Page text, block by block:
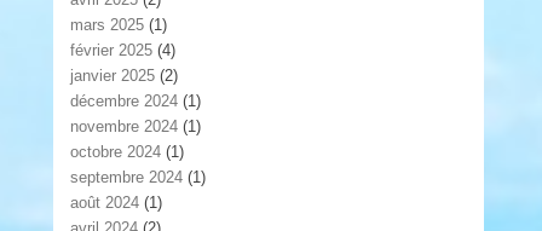
mars 2025 (1)
février 2025 (4)
janvier 2025 (2)
décembre 2024 (1)
novembre 2024 (1)
octobre 2024 (1)
septembre 2024 (1)
août 2024 (1)